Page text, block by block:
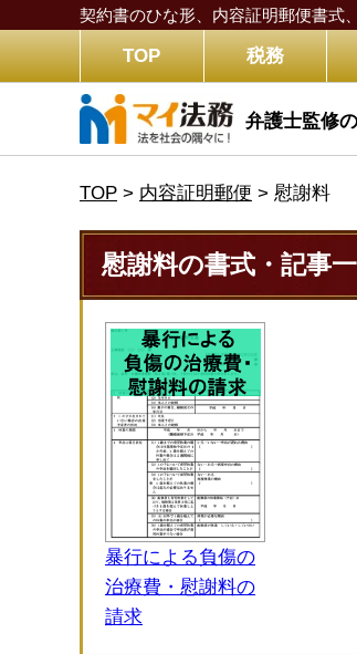
契約書のひな形、内容証明郵便書式
TOP 税務
弁護士監修
TOP > 内容証明郵便 > 慰謝料
慰謝料の書式・記事
暴行による負傷の
治療費・慰謝料の
請求